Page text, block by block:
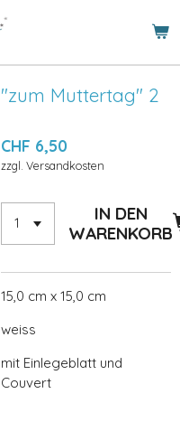
"zum Muttertag" 2
CHF 6,50
zzgl. Versandkosten
IN DEN
WARENKORB
15,0 cm x 15,0 cm
weiss
mit Einlegeblatt und
Couvert